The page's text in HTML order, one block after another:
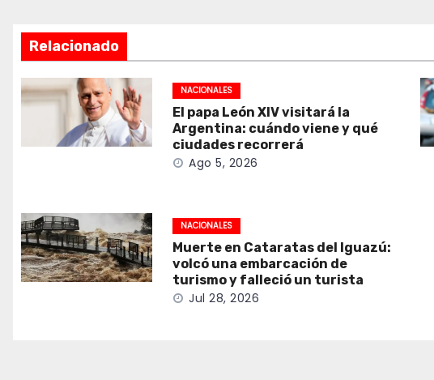
Relacionado
NACIONALES
El papa León XIV visitará la
Argentina: cuándo viene y qué
ciudades recorrerá
Ago 5, 2026
NACIONALES
Muerte en Cataratas del Iguazú:
volcó una embarcación de
turismo y falleció un turista
Jul 28, 2026